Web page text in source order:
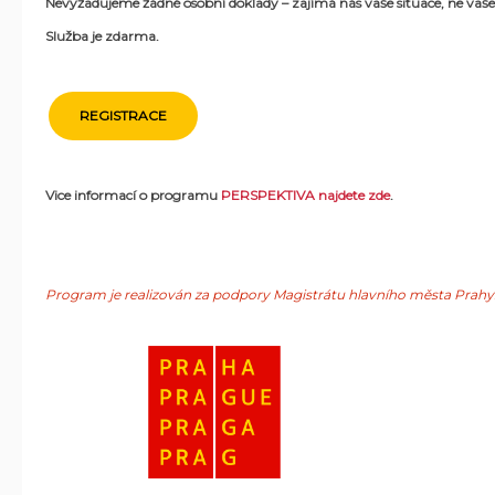
Služba je zdarma.
REGISTRACE
Vice informací o programu PERSPEKTIVA najdete zde.
Program je realizován za podpory Magistrátu hlavního města Prahy.